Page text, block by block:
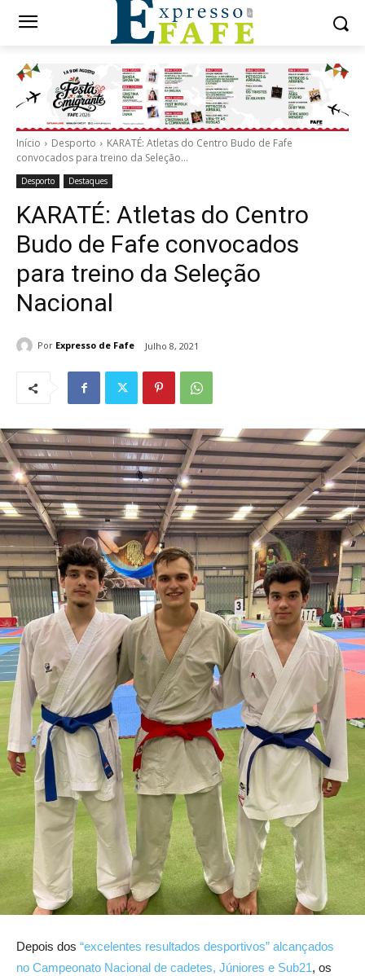
Início Desporto
KARATÉ: Atletas do Centro Budo de Fafe
convocados para treino da Seleção...
Desporto Destaques
KARATÉ: Atletas do Centro
Budo de Fafe convocados
para treino da Seleção
Nacional
Por Expresso de Fafe Julho 8, 2021
Depois dos “excelentes resultados desportivos” alcançados
no Campeonato Nacional de cadetes, Júniores e Sub21, os